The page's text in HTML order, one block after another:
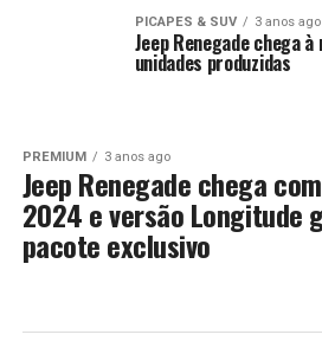
PICAPES & SUV 3 anos ago
Jeep Renegade chega
unidades produzidas
PREMIUM 3 anos ago
Jeep Renegade chega
2024 e versão Longitude
pacote exclusivo